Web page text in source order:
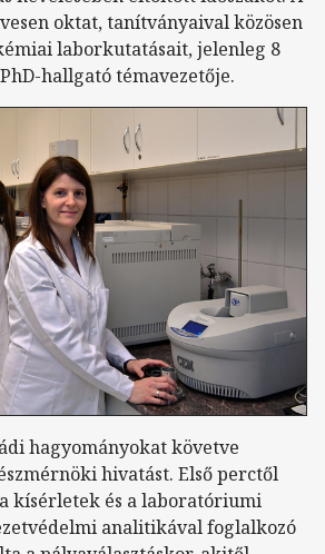
oktat, tanítványaival közösen
laborkutatásait, jelenleg 8
hallgató témavezetője.
hagyományokat követve
hivatást. Első perctől
kísérletek és a laboratóriumi
analitikával foglalkozó